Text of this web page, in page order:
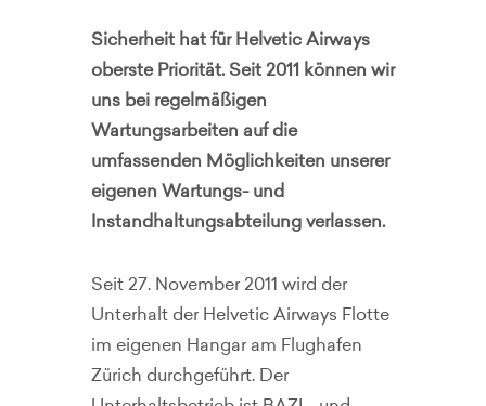
Sicherheit hat für Helvetic Airways
oberste Priorität. Seit 2011 können wir
uns bei regelmäßigen
Wartungsarbeiten auf die
umfassenden Möglichkeiten unserer
eigenen Wartungs- und
Instandhaltungsabteilung verlassen.
Seit 27. November 2011 wird der
Unterhalt der Helvetic Airways Flotte
im eigenen Hangar am Flughafen
Zürich durchgeführt. Der